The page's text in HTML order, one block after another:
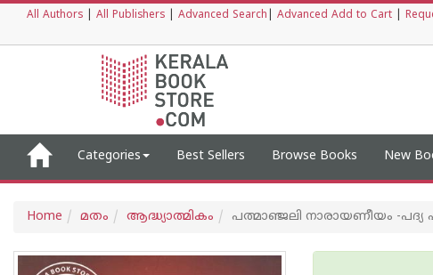
All Authors All Publishers Advanced Search Advanced Add to Cart
Categories Best Sellers Browse Books New
Home മതം ആദ്ധ്യാത്മികം പത്മാഞ്ജലി നാരായണീയം -പദ്യ